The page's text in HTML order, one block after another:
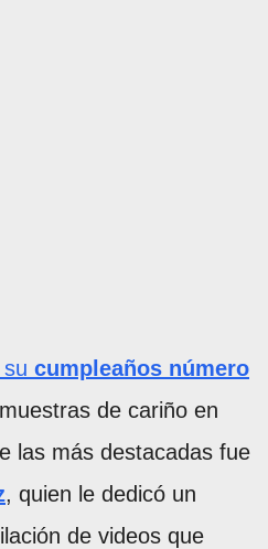
cumpleaños número
de cariño en
las más destacadas fue
, quien le dedicó un
de videos que